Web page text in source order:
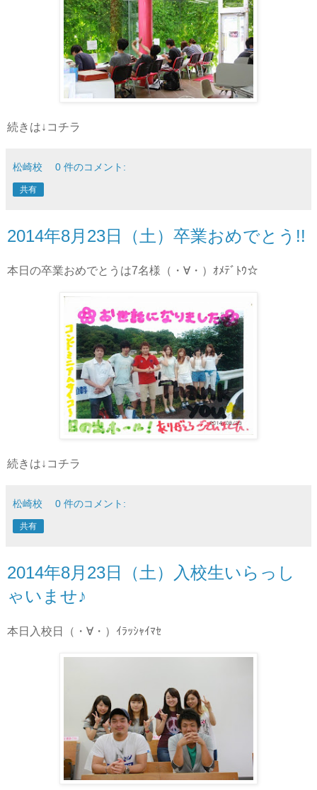
続きは↓コチラ
松崎校 0 件のコメント:
共有
2014年8月23日（土）卒業おめでとう!!
本日の卒業おめでとうは7名様（・∀・）ｵﾒﾃﾞﾄｳ☆
続きは↓コチラ
松崎校 0 件のコメント:
共有
2014年8月23日（土）入校生いらっし
ゃいませ♪
本日入校日（・∀・）ｲﾗｯｼｬｲﾏｾ